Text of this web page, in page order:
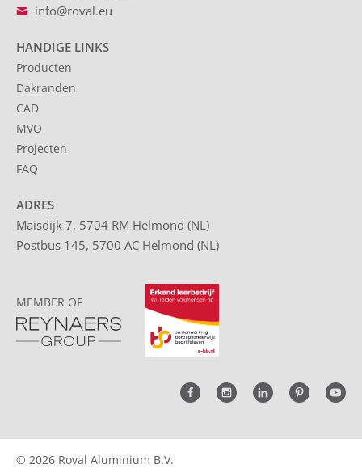
info@roval.eu
HANDIGE LINKS
Producten
Dakranden
CAD
MVO
Projecten
FAQ
ADRES
Maisdijk 7, 5704 RM Helmond (NL)
Postbus 145, 5700 AC Helmond (NL)
MEMBER OF
© 2026 Roval Aluminium B.V.